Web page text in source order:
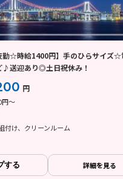
勤☆時給1400円】手のひらサイズ☆
♪送迎あり◎土日祝休み！
円
円～
付け、クリーンルーム
する 詳細を見る